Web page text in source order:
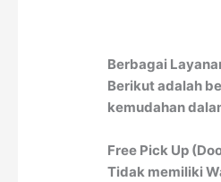
Berbagai
Berikut adalah
kemudahan
Free Pick Up
Tidak memiliki